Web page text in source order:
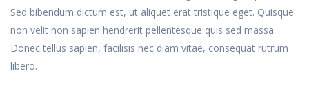
Sed bibendum dictum est, ut aliquet erat tristique eget. Quisque
non velit non sapien hendrerit pellentesque quis sed massa.
Donec tellus sapien, facilisis nec diam vitae, consequat rutrum
libero.